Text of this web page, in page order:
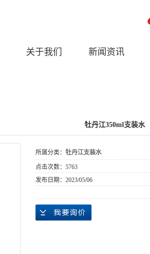
关于我们 新闻资讯
牡丹江350ml支装水
所属分类：牡丹江支装水
点击次数：5763
发布日期：2023/05/06